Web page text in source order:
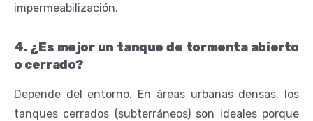
impermeabilización.
4. ¿Es mejor un tanque de tormenta abierto
o cerrado?
Depende del entorno. En áreas urbanas densas, los
tanques cerrados (subterráneos) son ideales porque